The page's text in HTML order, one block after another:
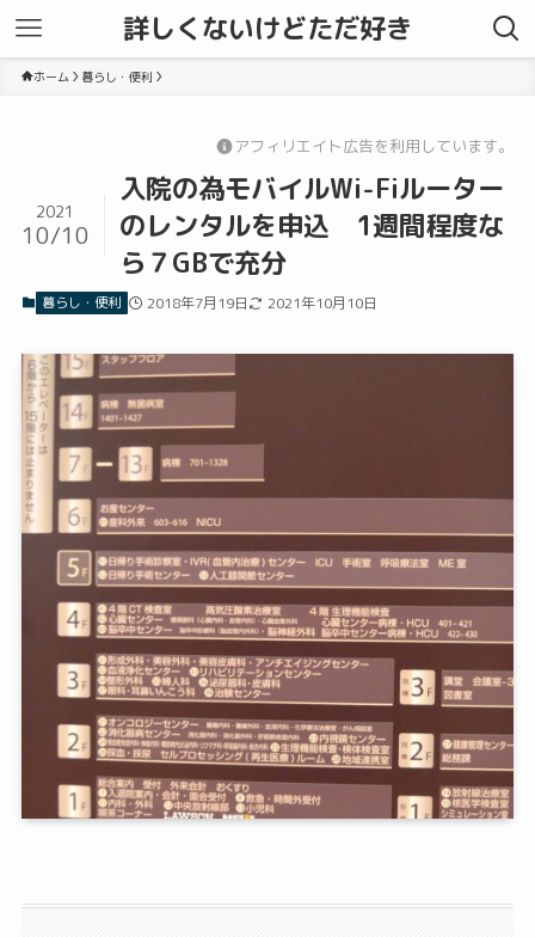
詳しくないけどただ好き
ホーム 暮らし・便利
アフィリエイト広告を利用しています。
入院の為モバイルWi-Fiルーター
のレンタルを申込 1週間程度な
ら７GBで充分
2021
10/10
暮らし・便利 2018年7月19日 2021年10月10日